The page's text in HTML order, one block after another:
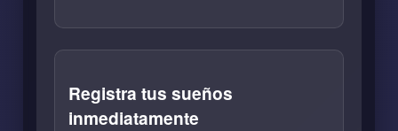
Registra tus sueños
inmediatamente